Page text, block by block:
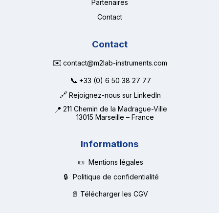
Partenaires
Contact
Contact
✉️ contact@m2lab-instruments.com
📞 +33 (0) 6 50 38 27 77
🔗 Rejoignez-nous sur LinkedIn
📍 211 Chemin de la Madrague-Ville
13015 Marseille – France
Informations
📜 Mentions légales
🔒
Politique de confidentialité
📄 Télécharger les CGV